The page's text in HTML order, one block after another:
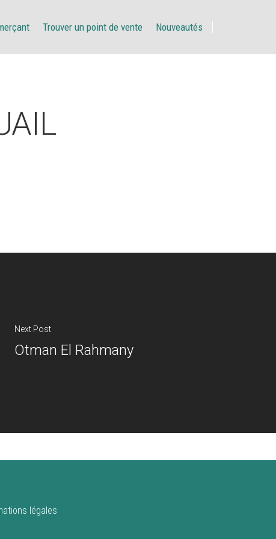
Trouver un point de vente Nouveautés
Next Post
Otman El Rahmany
légales